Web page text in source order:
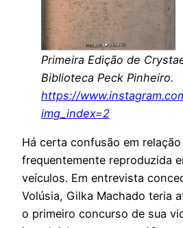
Primeira Edição de
Biblioteca Peck Pinheiro.
https://
img_index=2
Há certa confusão em
frequentemente reproduzida
veículos. Em entrevista
Volúsia, Gilka Machado teria
o primeiro concurso de sua